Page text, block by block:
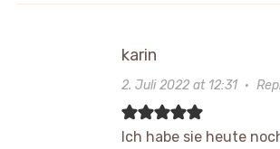
karin
2. Juli 2022 at 12:31·
Ich habe sie heute